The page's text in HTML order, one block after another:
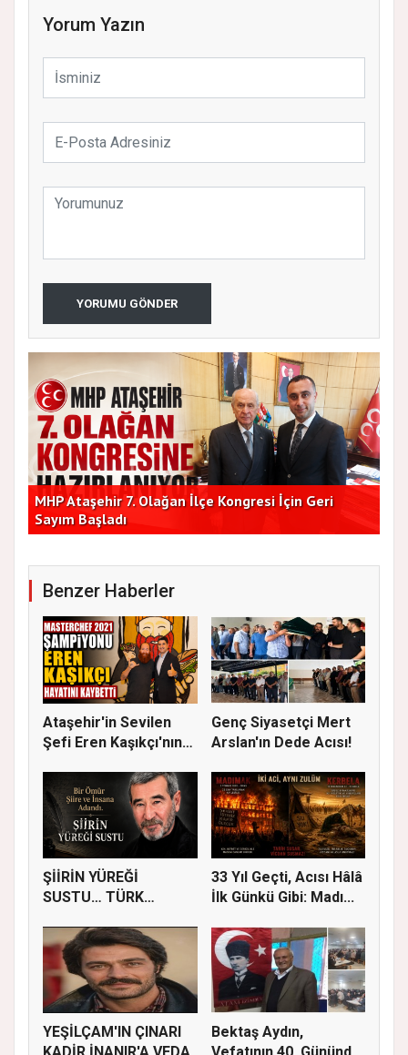
Yorum Yazın
YORUMU GÖNDER
MHP Ataşehir 7. Olağan İlçe Kongresi İçin Geri
Sayım Başladı
Benzer Haberler
Ataşehir'in Sevilen
Şefi Eren Kaşıkçı'nın
Genç Siyasetçi Mert
Arslan'ın Dede Acısı!
ŞİİRİN YÜREĞİ
SUSTU… TÜRK
TEL...
33 Yıl Geçti, Acısı Hâlâ
İlk Günkü Gibi: Madı...
YEŞİLÇAM'IN ÇINARI
Bektaş Aydın,